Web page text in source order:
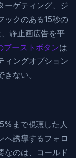
ーゲティング、ジ
ックのある15秒の
静止画広告を平
ブーストボタンは
ングオプション
ない。
まで視聴した人
へ誘導するフォロ
なのは、コールド